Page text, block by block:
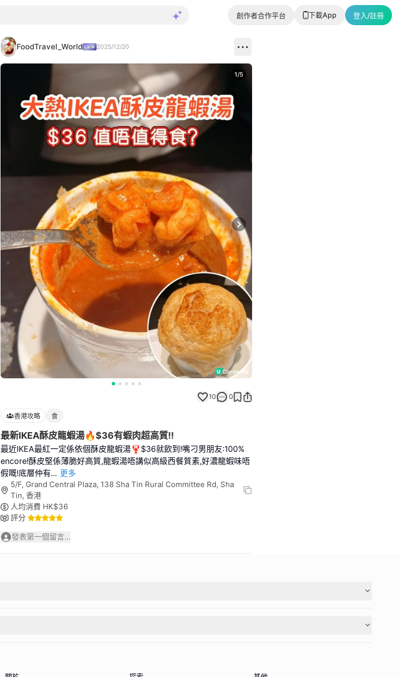
創作者合作平台 下載App 登入/註冊
FoodTravel_World 2025/12/20
Next slide
1/5
10 0
香港攻略 食
最新IKEA酥皮龍蝦湯🔥$36有蝦肉超高質‼️
最近IKEA最紅一定係依個酥皮龍蝦湯🦞$36就飲到!嘴刁男朋友:100%
encore!酥皮堅係薄脆好高質,龍蝦湯唔講似高級西餐質素,好濃龍蝦味唔
假嘅!底層仲有... 更多
5/F, Grand Central Plaza, 138 Sha Tin Rural Committee Rd, Sha
Tin, 香港
人均消費 HK$36
評分
發表第一個留言...